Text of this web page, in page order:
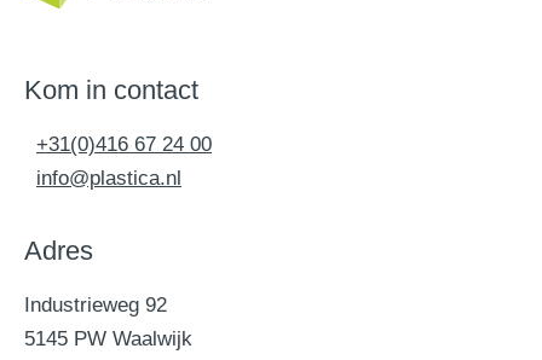
Kom in contact
+31(0)416 67 24 00
info@plastica.nl
Adres
Industrieweg 92
5145 PW Waalwijk